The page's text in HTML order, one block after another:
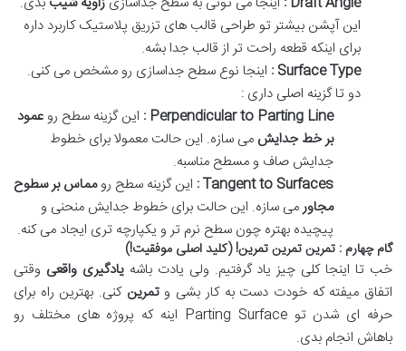
این آپشن بیشتر تو طراحی قالب های تزریق پلاستیک کاربرد داره
برای اینکه قطعه راحت تر از قالب جدا بشه.
Surface Type
: اینجا نوع سطح جداسازی رو مشخص می کنی.
دو تا گزینه اصلی داری :
Perpendicular to Parting Line
: این گزینه سطح روعمود
بر خط جدایش می سازه. این حالت معمولا برای خطوط
جدایش صاف و مسطح مناسبه.
Tangent to Surfaces
: این گزینه سطح رومماس بر سطوح
مجاورمی سازه. این حالت برای خطوط جدایش منحنی و
پیچیده بهتره چون سطح نرم تر و یکپارچه تری ایجاد می کنه.
گام چهارم : تمرین تمرین تمرین! (کلید اصلی موفقیت!)
خب تا اینجا کلی چیز یاد گرفتیم. ولی یادت باشهیادگیری واقعی وقتی
اتفاق میفته که خودت دست به کار بشی وتمرین کنی. بهترین راه برای
حرفه ای شدن تو Parting Surface
اینه که پروژه های مختلف رو
باهاش انجام بدی.